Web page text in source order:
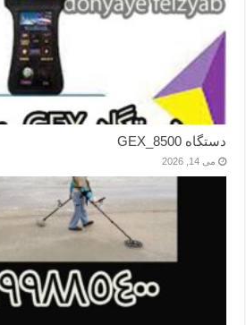
دستگاه GEX_8500
می 14, 2026